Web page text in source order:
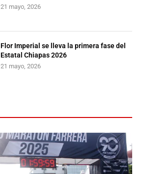
21 mayo, 2026
Flor Imperial se lleva la primera fase del
Estatal Chiapas 2026
21 mayo, 2026